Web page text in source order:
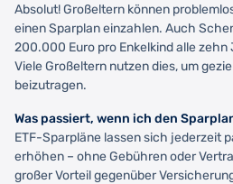
Absolut! Großeltern können
einen Sparplan einzahlen. Auch
200.000 Euro pro Enkelkind alle
Viele Großeltern nutzen dies, um
beizutragen.
Was passiert, wenn ich den
ETF-Sparpläne lassen sich jederzeit
erhöhen – ohne Gebühren oder
großer Vorteil gegenüber